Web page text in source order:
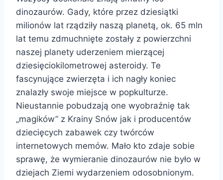
dinozaurów. Gady, które przez dziesiątki
milionów lat rządziły naszą planetą, ok. 65 mln
lat temu zdmuchnięte zostały z powierzchni
naszej planety uderzeniem mierzącej
dziesięciokilometrowej asteroidy. Te
fascynujące zwierzęta i ich nagły koniec
znalazły swoje miejsce w popkulturze.
Nieustannie pobudzają one wyobraźnię tak
„magików” z Krainy Snów jak i producentów
dziecięcych zabawek czy twórców
internetowych memów. Mało kto zdaje sobie
sprawę, że wymieranie dinozaurów nie było w
dziejach Ziemi wydarzeniem odosobnionym.